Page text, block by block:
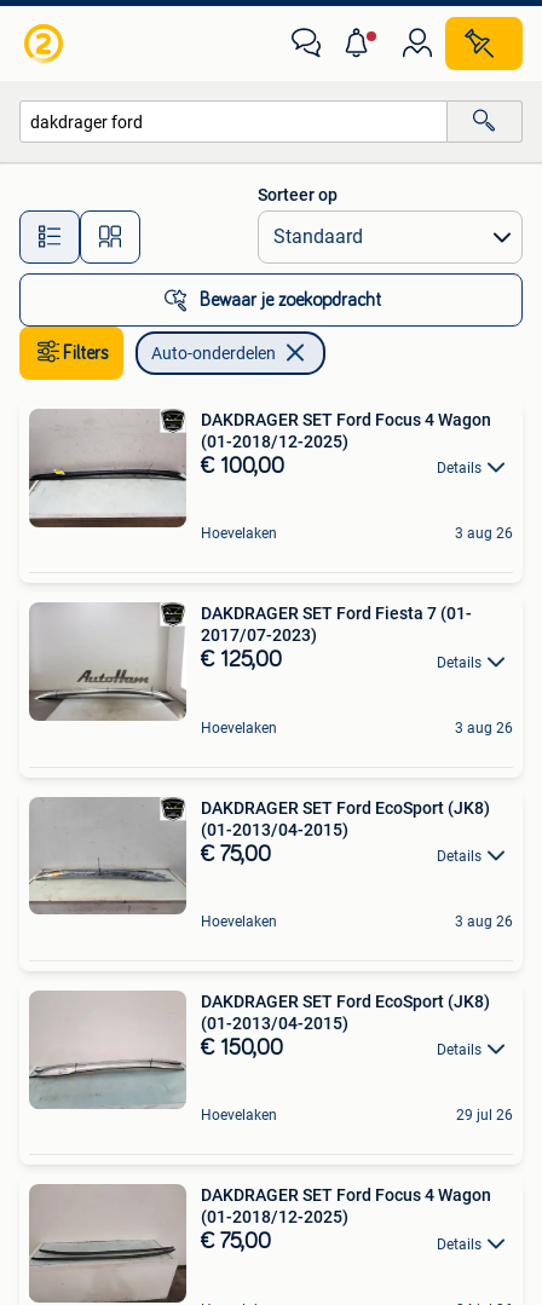
Alle afstanden…
Sorteer op
Bewaar je zoekopdracht
Filters Auto-onderdelen
DAKDRAGER SET Ford Focus 4 Wagon
(01-2018/12-2025)
€ 100,00 Details
Hoevelaken 3 aug 26
DAKDRAGER SET Ford Fiesta 7 (01-
2017/07-2023)
€ 125,00 Details
Hoevelaken 3 aug 26
DAKDRAGER SET Ford EcoSport (JK8)
(01-2013/04-2015)
€ 75,00 Details
Hoevelaken 3 aug 26
DAKDRAGER SET Ford EcoSport (JK8)
(01-2013/04-2015)
€ 150,00 Details
Hoevelaken 29 jul 26
DAKDRAGER SET Ford Focus 4 Wagon
(01-2018/12-2025)
€ 75,00 Details